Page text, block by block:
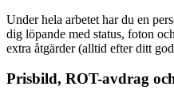
Under hela arbetet har du en
dig löpande med status, foton
extra åtgärder (alltid efter ditt
Prisbild, ROT-avdrag